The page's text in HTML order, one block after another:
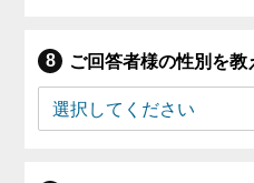
ご回答者様の性別を教